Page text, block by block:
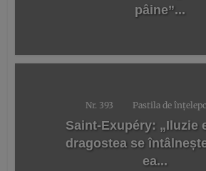
pâine”...
Nr. 393 Pastila de
Saint-Exupéry: „Iluzie
dragostea se
ea...